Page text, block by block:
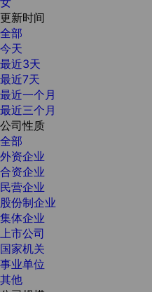
更新时间
全部
今天
最近3天
最近7天
最近一个月
最近三个月
公司性质
全部
外资企业
合资企业
民营企业
股份制企业
集体企业
上市公司
国家机关
事业单位
其他